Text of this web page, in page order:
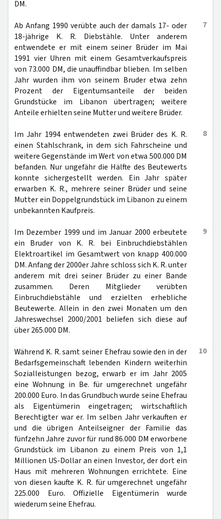
DM.
7
Ab Anfang 1990 verübte auch der damals 17- oder
18-jährige K. R. Diebstähle. Unter anderem
entwendete er mit einem seiner Brüder im Mai
1991 vier Uhren mit einem Gesamtverkaufspreis
von 73.000 DM, die unauffindbar blieben. Im selben
Jahr wurden ihm von seinem Bruder etwa zehn
Prozent der Eigentumsanteile der beiden
Grundstücke im Libanon übertragen; weitere
Anteile erhielten seine Mutter und weitere Brüder.
8
Im Jahr 1994 entwendeten zwei Brüder des K. R.
einen Stahlschrank, in dem sich Fahrscheine und
weitere Gegenstände im Wert von etwa 500.000 DM
befanden. Nur ungefähr die Hälfte des Beutewerts
konnte sichergestellt werden. Ein Jahr später
erwarben K. R., mehrere seiner Brüder und seine
Mutter ein Doppelgrundstück im Libanon zu einem
unbekannten Kaufpreis.
9
Im Dezember 1999 und im Januar 2000 erbeutete
ein Bruder von K. R. bei Einbruchdiebstählen
Elektroartikel im Gesamtwert von knapp 400.000
DM. Anfang der 2000er Jahre schloss sich K. R. unter
anderem mit drei seiner Brüder zu einer Bande
zusammen. Deren Mitglieder verübten
Einbruchdiebstähle und erzielten erhebliche
Beutewerte. Allein in den zwei Monaten um den
Jahreswechsel 2000/2001 beliefen sich diese auf
über 265.000 DM.
10
Während K. R. samt seiner Ehefrau sowie den in der
Bedarfsgemeinschaft lebenden Kindern weiterhin
Sozialleistungen bezog, erwarb er im Jahr 2005
eine Wohnung in Be. für umgerechnet ungefähr
200.000 Euro. In das Grundbuch wurde seine Ehefrau
als Eigentümerin eingetragen; wirtschaftlich
Berechtigter war er. Im selben Jahr verkauften er
und die übrigen Anteilseigner der Familie das
fünfzehn Jahre zuvor für rund 86.000 DM erworbene
Grundstück im Libanon zu einem Preis von 1,1
Millionen US-Dollar an einen Investor, der dort ein
Haus mit mehreren Wohnungen errichtete. Eine
von diesen kaufte K. R. für umgerechnet ungefähr
225.000 Euro. Offizielle Eigentümerin wurde
wiederum seine Ehefrau.